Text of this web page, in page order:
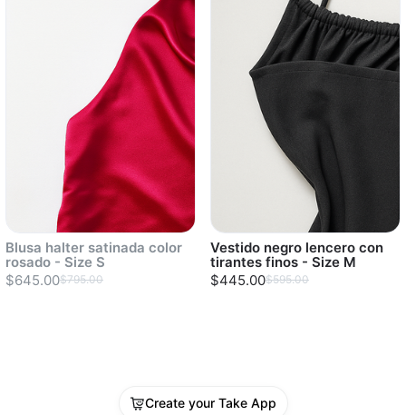
Blusa halter satinada color
rosado - Size S
$645.00$795.00
Vestido negro lencero con
tirantes finos - Size M
$445.00$595.00
Create your Take App